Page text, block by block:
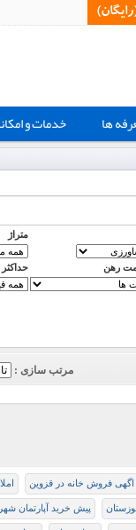
ها خدمات و
متراژ
رهن
مرتب سازی :
اگهی فروش خانه در قزوین
پیش خرید آپارتمان